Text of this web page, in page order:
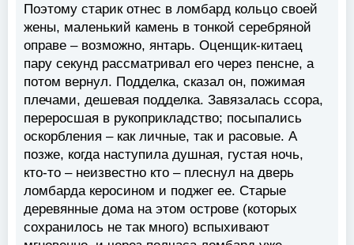
Поэтому старик отнес в ломбард кольцо своей
жены, маленький камень в тонкой серебряной
оправе – возможно, янтарь. Оценщик-китаец
пару секунд рассматривал его через пенсне, а
потом вернул. Подделка, сказал он, пожимая
плечами, дешевая подделка. Завязалась ссора,
переросшая в рукоприкладство; посыпались
оскорбления – как личные, так и расовые. А
позже, когда наступила душная, густая ночь,
кто-то – неизвестно кто – плеснул на дверь
ломбарда керосином и поджег ее. Старые
деревянные дома на этом острове (которых
сохранилось не так много) вспыхивают